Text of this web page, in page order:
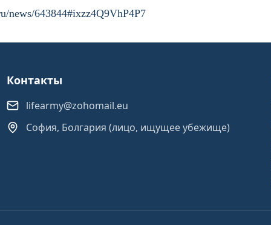
news/643844#ixzz4Q9VhP4P7
Контакты
lifearmy@zohomail.eu
София, Болгария (лицо, ищущее убежище)